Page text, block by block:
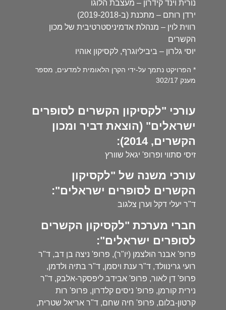
נורית וינד קידרון – מעצבת הלוגו
ירדן רותם – מתכנת (ב-2019-2018)
רווית לוין – מנהלת אדמיניסטרטיבית של מכון
הקשרים
יוסי גלרון – ביביליוגרף, לקסיקון אוהיו
* הפרויקט נתמך על-ידי הקרן הלאומית למדעים, מספר
מענק 302/17
עורכי "לקסיקון הקשרים לסופרים
ישראלים" (הוצאת דביר ומכון
הקשרים, 2014):
זיסי סתווי ופרופ' יגאל שוורץ
עורכי משנה של "לקסיקון
הקשרים לסופרים ישראלים":
ד"ר יעלי דקל וערן צלגוב
חברי מערכת "לקסיקון הקשרים
לסופרים ישראלים":
פרופ' אבנר הולצמן (יו"ר), פרופ' ניצה בן דב, ד"ר
רועי גרינוולד, ד"ר ענת ויסמן, ד"ר בתיה ולדמן,
פרופ' דן לאור, פרופ' אבידב ליפסקר-אלבק, ד"ר
נירית קורמן, פרופ' ניסים קלדרון, פרופ' רות
קרטון-בלום, פרופ' חיה שחם, ד"ר אריאל שטרית,